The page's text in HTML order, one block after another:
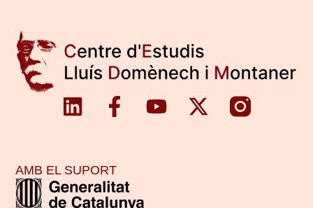
AMB EL SUPORT